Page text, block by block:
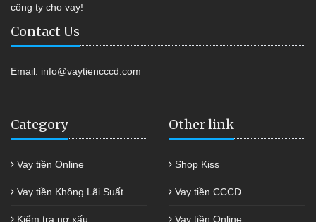
công ty cho vay!
Contact Us
Email: info@vaytiencccd.com
Category
Vay tiền Online
Vay tiền Không Lãi Suất
Kiểm tra nợ xấu
Other link
Shop Kiss
Vay tiền CCCD
Vay tiền Online